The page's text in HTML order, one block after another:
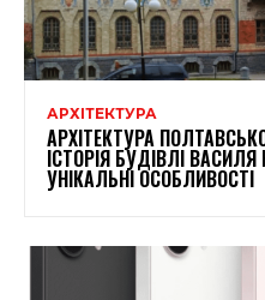
АРХІТЕКТУРА
АРХІТЕКТУРА
ІСТОРІЯ БУДІВЛІ ВАСИЛЯ
УНІКАЛЬНІ ОСОБЛИВОСТІ